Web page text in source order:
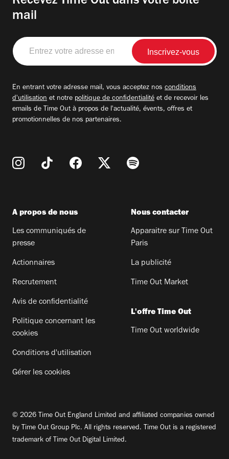
mail
Entrez
votre
adresse
En entrant votre adresse mail, vous acceptez nos conditions
d'utilisation et notre politique de confidentialité et de recevoir les
emails de Time Out à propos de l'actualité, évents, offres et
promotionnelles de nos partenaires.
A propos de nous
Les communiqués de
presse
Actionnaires
Recrutement
Avis de confidentialité
Politique concernant les
cookies
Conditions d'utilisation
Gérer les cookies
Nous contacter
Apparaitre sur Time Out
Paris
La publicité
Time Out Market
L'offre Time Out
Time Out worldwide
© 2026 Time Out England Limited and affiliated companies owned
by Time Out Group Plc. All rights reserved. Time Out is a registered
trademark of Time Out Digital Limited.